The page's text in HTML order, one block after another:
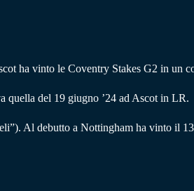
ha vinto le Coventry Stakes G2 in un
quella del 19 giugno ’24 ad Ascot in LR.
Al debutto a Nottingham ha vinto il